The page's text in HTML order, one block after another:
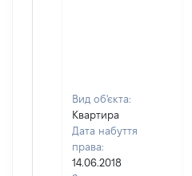
Вид об'єкта:
Квартира
Дата набуття
права:
14.06.2018